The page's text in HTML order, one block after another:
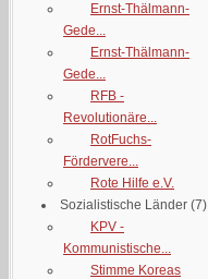
Ernst-Thälmann-
Gede...
Ernst-Thälmann-
Gede...
RFB -
Revolutionäre...
RotFuchs-
Fördervere...
Rote Hilfe e.V.
Sozialistische Länder (7)
KPV -
Kommunistische...
Stimme Koreas